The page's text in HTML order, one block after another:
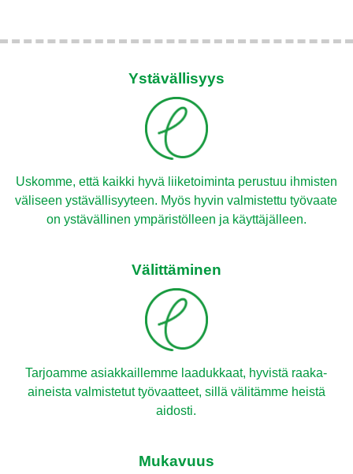
Ystävällisyys
Uskomme, että kaikki hyvä liiketoiminta perustuu ihmisten
väliseen ystävällisyyteen. Myös hyvin valmistettu työvaate
on ystävällinen ympäristölleen ja käyttäjälleen.
Välittäminen
Tarjoamme asiakkaillemme laadukkaat, hyvistä raaka-
aineista valmistetut työvaatteet, sillä välitämme heistä
aidosti.
Mukavuus